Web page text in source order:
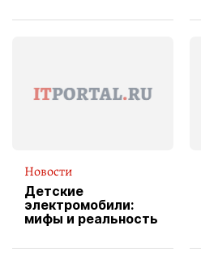
Новости
Детские
электромобили:
мифы и реальность